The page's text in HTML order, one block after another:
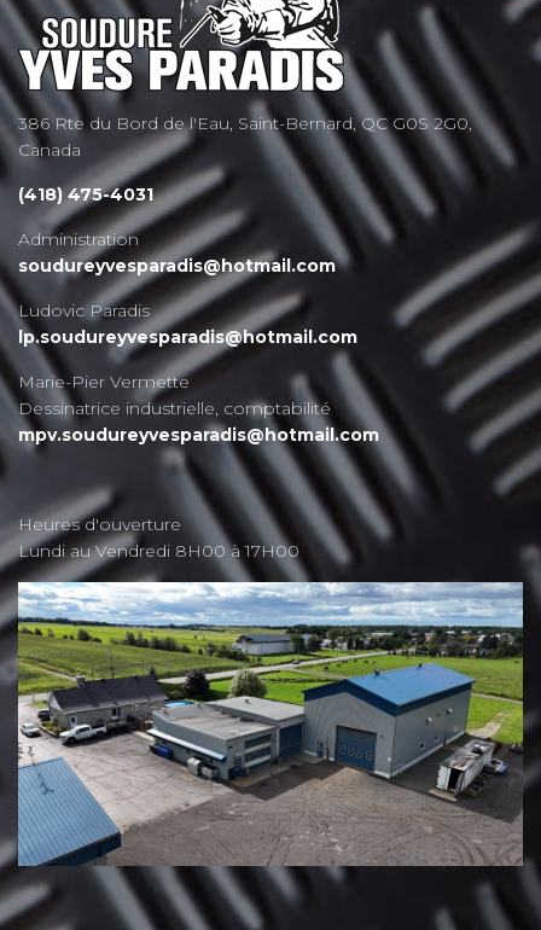
386 Rte du Bord de l'Eau, Saint-Bernard, QC G0S 2G0,
Canada
(418) 475-4031
Administration
soudureyvesparadis@hotmail.com
Ludovic Paradis
lp.soudureyvesparadis@hotmail.com
Marie-Pier Vermette
Dessinatrice industrielle, comptabilité
mpv.soudureyvesparadis@hotmail.com
Heures d'ouverture
Lundi au Vendredi 8H00 à 17H00